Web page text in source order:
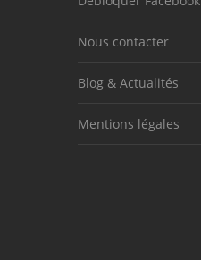
Nous contacter
Blog & Actualités
Mentions légales